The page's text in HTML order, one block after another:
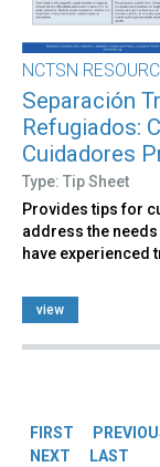
NCTSN
Separación
Refugiados:
Cuidadores
Type: Tip Sheet
Provides tips for
address the
have experienced
view
FIRST
NEXT
LAST